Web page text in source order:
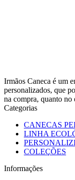
Irmãos Caneca é um
personalizados, que
na compra, quanto no
Categorias
CANECAS
LINHA
COLEÇÕES
Informações